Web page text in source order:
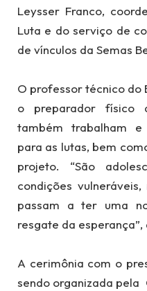
Leysser Franco,
Luta e do serviço de
de vínculos da Semas
O professor técnico do
o preparador físico
também trabalham
para as lutas, bem
projeto. “São
condições
passam a ter uma
resgate da
A cerimônia com o
sendo organizada pela